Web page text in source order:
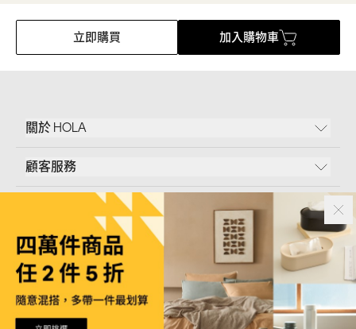
立即購買 加入購物車
關於 HOLA
顧客服務
和樂家居股份有限公司｜臺北市內湖區新湖三路23號5樓
Follow Us